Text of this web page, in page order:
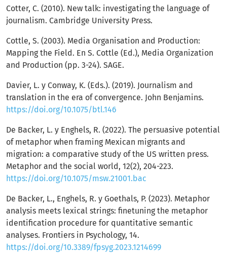
Cotter, C. (2010). New talk: investigating the language of
journalism. Cambridge University Press.
Cottle, S. (2003). Media Organisation and Production:
Mapping the Field. En S. Cottle (Ed.), Media Organization
and Production (pp. 3-24). SAGE.
Davier, L. y Conway, K. (Eds.). (2019). Journalism and
translation in the era of convergence. John Benjamins.
https://doi.org/10.1075/btl.146
De Backer, L. y Enghels, R. (2022). The persuasive potential
of metaphor when framing Mexican migrants and
migration: a comparative study of the US written press.
Metaphor and the social world, 12(2), 204-223.
https://doi.org/10.1075/msw.21001.bac
De Backer, L., Enghels, R. y Goethals, P. (2023). Metaphor
analysis meets lexical strings: finetuning the metaphor
identification procedure for quantitative semantic
analyses. Frontiers in Psychology, 14.
https://doi.org/10.3389/fpsyg.2023.1214699